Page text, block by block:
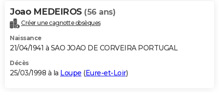
Joao MEDEIROS (56 ans)
Créer une cagnotte obsèques
Naissance
21/04/1941 à SAO JOAO DE CORVEIRA PORTUGAL
Décès
25/03/1998 à la Loupe (Eure-et-Loir)